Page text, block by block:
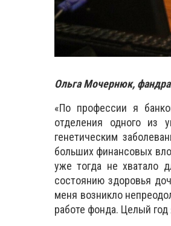
Ольга Мочернюк,
«По профессии я
отделения одного из
генетическим
больших финансовых
уже тогда не хватало
состоянию здоровья
меня возникло
работе фонда. Целый